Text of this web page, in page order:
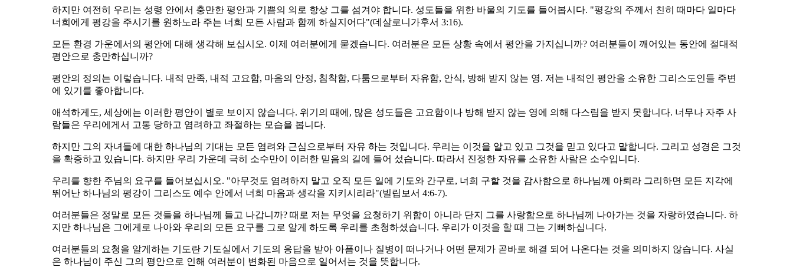
하지만 여전히 우리는 성령 안에서 충만한 평안과 기쁨의 의로 항상 그를 섬겨야 합니다. 성도들을 위한 바울의 기도를 들어봅시다. "평강의 주께서 친히 때마다 일마다
너희에게 평강을 주시기를 원하노라 주는 너희 모든 사람과 함께 하실지어다"(데살로니가후서 3:16).
모든 환경 가운에서의 평안에 대해 생각해 보십시오. 이제 여러분에게 묻겠습니다. 여러분은 모든 상황 속에서 평안을 가지십니까? 여러분들이 깨어있는 동안에 절대적
평안으로 충만하십니까?
평안의 정의는 이렇습니다. 내적 만족, 내적 고요함, 마음의 안정, 침착함, 다툼으로부터 자유함, 안식, 방해 받지 않는 영. 저는 내적인 평안을 소유한 그리스도인들 주변
에 있기를 좋아합니다.
애석하게도, 세상에는 이러한 평안이 별로 보이지 않습니다. 위기의 때에, 많은 성도들은 고요함이나 방해 받지 않는 영에 의해 다스림을 받지 못합니다. 너무나 자주 사
람들은 우리에게서 고통 당하고 염려하고 좌절하는 모습을 봅니다.
하지만 그의 자녀들에 대한 하나님의 기대는 모든 염려와 근심으로부터 자유 하는 것입니다. 우리는 이것을 알고 있고 그것을 믿고 있다고 말합니다. 그리고 성경은 그것
을 확증하고 있습니다. 하지만 우리 가운데 극히 소수만이 이러한 믿음의 길에 들어 섰습니다. 따라서 진정한 자유를 소유한 사람은 소수입니다.
우리를 향한 주님의 요구를 들어보십시오. "아무것도 염려하지 말고 오직 모든 일에 기도와 간구로, 너희 구할 것을 감사함으로 하나님께 아뢰라 그리하면 모든 지각에
뛰어난 하나님의 평강이 그리스도 예수 안에서 너희 마음과 생각을 지키시리라"(빌립보서 4:6-7).
여러분들은 정말로 모든 것들을 하나님께 들고 나갑니까? 때로 저는 무엇을 요청하기 위함이 아니라 단지 그를 사랑함으로 하나님께 나아가는 것을 자랑하였습니다. 하
지만 하나님은 그에게로 나아와 우리의 모든 요구를 그로 알게 하도록 우리를 초청하셨습니다. 우리가 이것을 할 때 그는 기뻐하십니다.
여러분들의 요청을 알게하는 기도란 기도실에서 기도의 응답을 받아 아픔이나 질병이 떠나거나 어떤 문제가 곧바로 해결 되어 나온다는 것을 의미하지 않습니다. 사실
은 하나님이 주신 그의 평안으로 인해 여러분이 변화된 마음으로 일어서는 것을 뜻합니다.